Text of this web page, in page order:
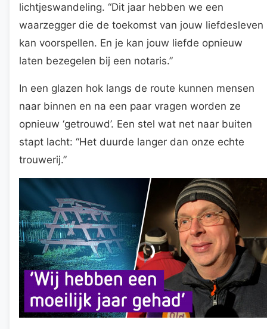
lichtjeswandeling. “Dit jaar hebben we een
waarzegger die de toekomst van jouw liefdesleven
kan voorspellen. En je kan jouw liefde opnieuw
laten bezegelen bij een notaris.”
In een glazen hok langs de route kunnen mensen
naar binnen en na een paar vragen worden ze
opnieuw ‘getrouwd’. Een stel wat net naar buiten
stapt lacht: “Het duurde langer dan onze echte
trouwerij.”